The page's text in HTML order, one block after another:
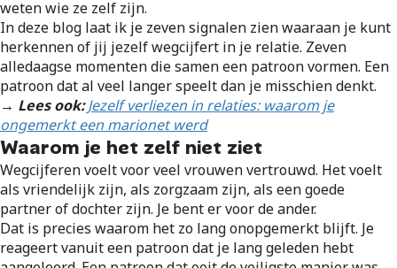
weten wie ze zelf zijn.
In deze blog laat ik je zeven signalen zien waaraan je kunt
herkennen of jij jezelf wegcijfert in je relatie. Zeven
alledaagse momenten die samen een patroon vormen. Een
patroon dat al veel langer speelt dan je misschien denkt.
→ Lees ook: Jezelf verliezen in relaties: waarom je
ongemerkt een marionet werd
Waarom je het zelf niet ziet
Wegcijferen voelt voor veel vrouwen vertrouwd. Het voelt
als vriendelijk zijn, als zorgzaam zijn, als een goede
partner of dochter zijn. Je bent er voor de ander.
Dat is precies waarom het zo lang onopgemerkt blijft. Je
reageert vanuit een patroon dat je lang geleden hebt